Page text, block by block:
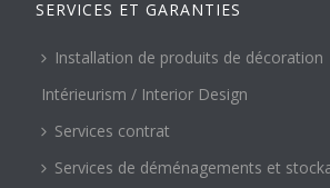
SERVICES ET GARANTIES
Installation de produits de décoration
Intérieurism / Interior Design
Services contrat
Services de déménagements et